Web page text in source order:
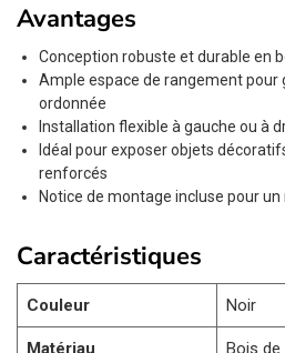
Avantages
Conception robuste et durable en
Ample espace de rangement pour
ordonnée
Installation flexible à gauche ou à
Idéal pour exposer objets
renforcés
Notice de montage incluse pour
Caractéristiques
Couleur Noir
Matériau Bois